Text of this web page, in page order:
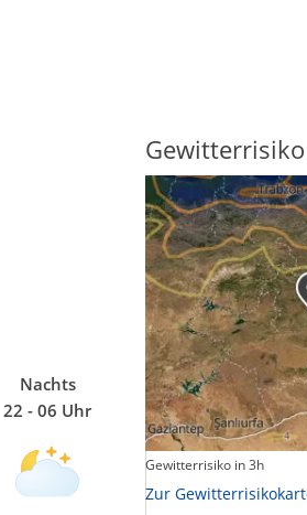
Nachts
22 - 06 Uhr
Gewitterrisiko
Gewitterrisiko in 3h
Zur